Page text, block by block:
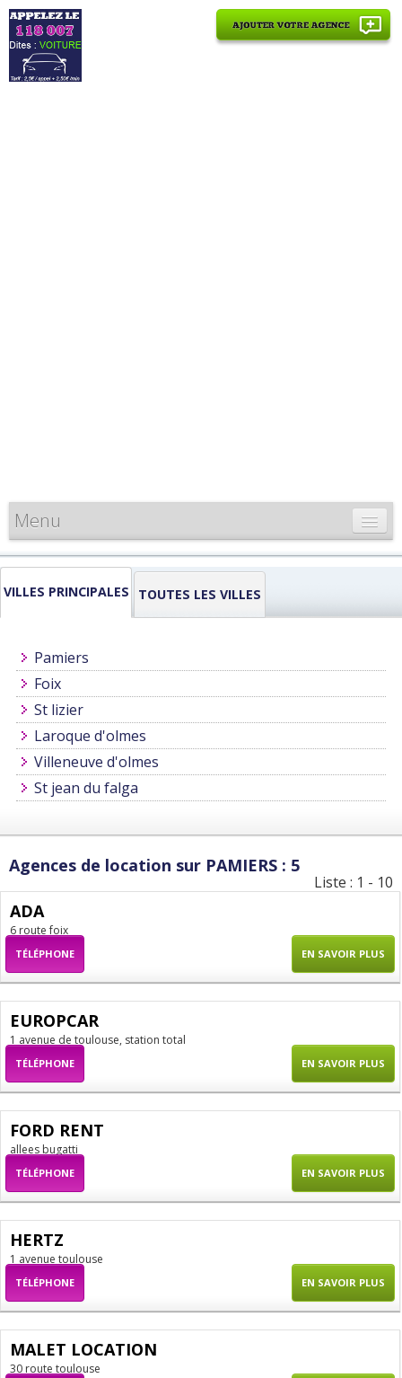
Menu
CARTE DE FRANCE
INFORMATIONS
VILLES PRINCIPALES TOUTES LES VILLES
Pamiers
Foix
St lizier
Laroque d'olmes
Villeneuve d'olmes
St jean du falga
Agences de location sur PAMIERS : 5
Liste : 1 - 10
ADA
6 route foix
TÉLÉPHONE EN SAVOIR PLUS
EUROPCAR
1 avenue de toulouse, station total
TÉLÉPHONE EN SAVOIR PLUS
FORD RENT
allees bugatti
TÉLÉPHONE EN SAVOIR PLUS
HERTZ
1 avenue toulouse
TÉLÉPHONE EN SAVOIR PLUS
MALET LOCATION
30 route toulouse